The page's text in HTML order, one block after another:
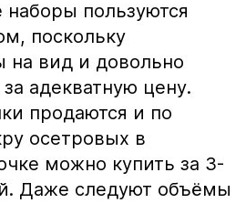
наборы пользуются
поскольку
на вид и довольно
адекватную цену.
продаются и по
осетровых в
можно купить за 3-
Даже следуют объёмы